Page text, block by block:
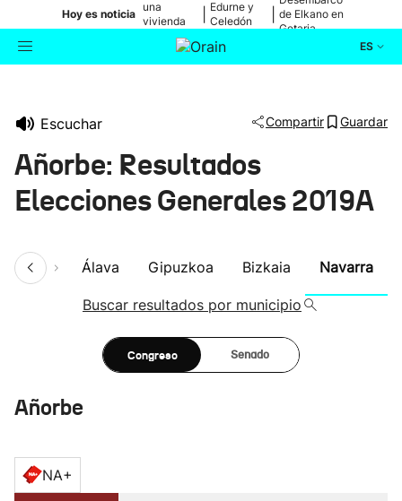
Hoy es noticia
una
vivienda
de Bilbao
Edurne y
Celedón
de Elkano en
Getaria
ES
Escuchar Compartir Guardar
Añorbe: Resultados
Elecciones Generales 2019A
Álava Gipuzkoa Bizkaia Navarra
Buscar resultados por municipio
Congreso Senado
Añorbe
NA+